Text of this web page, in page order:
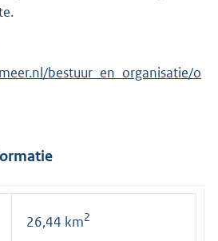
bestuur_en_organisatie/o
26,44 km2